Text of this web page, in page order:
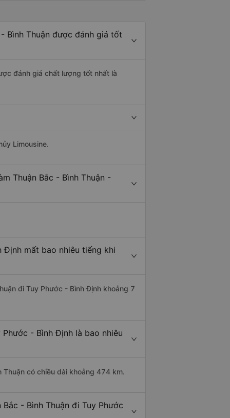
Bình Thuận được đánh giá tốt
đánh giá chất lượng tốt nhất là
Limousine.
Thuận Bắc - Bình Thuận -
Định mất bao nhiêu tiếng khi
đi Tuy Phước - Bình Định khoảng 7
- Bình Định là bao nhiêu
có chiều dài khoảng 474 km.
- Bình Thuận đi Tuy Phước